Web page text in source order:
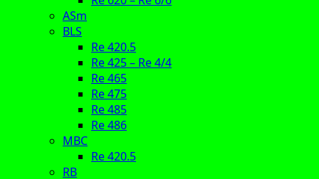
ASm
BLS
Re 420.5
Re 425 – Re 4/4
Re 465
Re 475
Re 485
Re 486
MBC
Re 420.5
RB